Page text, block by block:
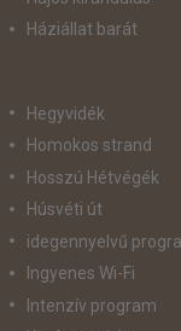
Háziállat barát
Hegyvidék
Homokos strand
Hosszú Hétvégék
Húsvéti út
idegennyelvű
Ingyenes Wi-Fi
Intenzív program